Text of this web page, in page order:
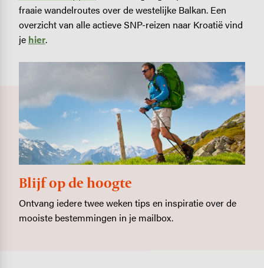
fraaie wandelroutes over de westelijke Balkan. Een
overzicht van alle actieve SNP-reizen naar Kroatië vind
je hier.
Blijf op de hoogte
Ontvang iedere twee weken tips en inspiratie over de
mooiste bestemmingen in je mailbox.